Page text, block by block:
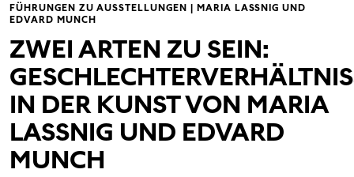
FÜHRUNGEN ZU AUSSTELLUNGEN | MARIA LASSNIG UND
EDVARD MUNCH
ZWEI ARTEN ZU SEIN:
IN DER KUNST VON MARIA
LASSNIG UND EDVARD
MUNCH